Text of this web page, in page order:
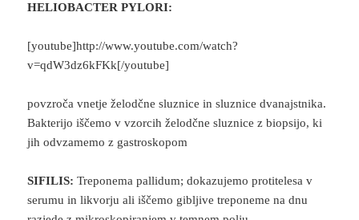
HELIOBACTER PYLORI:
[youtube]http://www.youtube.com/watch?
v=qdW3dz6kFKk[/youtube]
povzroča vnetje želodčne sluznice in sluznice dvanajstnika.
Bakterijo iščemo v vzorcih želodčne sluznice z biopsijo, ki
jih odvzamemo z gastroskopom
SIFILIS:Treponema pallidum; dokazujemo protitelesa v
serumu in likvorju ali iščemo gibljive treponeme na dnu